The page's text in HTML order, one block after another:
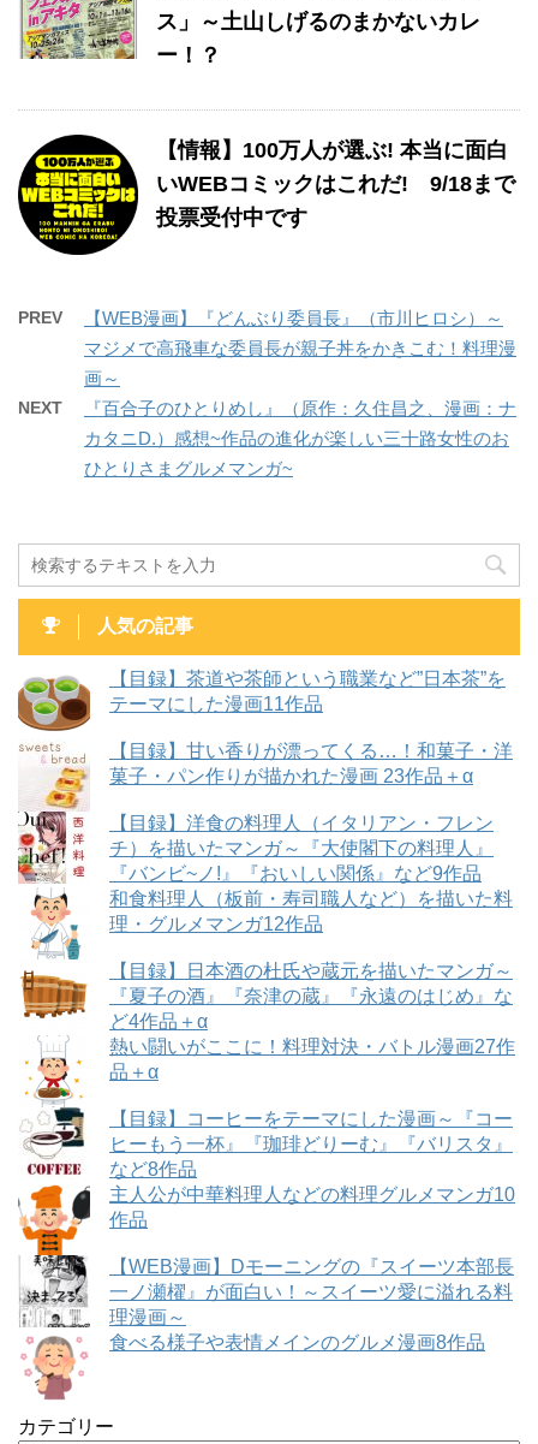
ス」～土山しげるのまかないカレ
ー！？
【情報】100万人が選ぶ! 本当に面白
いWEBコミックはこれだ! 9/18まで
投票受付中です
PREV
【WEB漫画】『どんぶり委員長』（市川ヒロシ）～
マジメで高飛車な委員長が親子丼をかきこむ！料理漫
画～
NEXT
『百合子のひとりめし』（原作：久住昌之、漫画：ナ
カタニD.）感想~作品の進化が楽しい三十路女性のお
ひとりさまグルメマンガ~
人気の記事
【目録】茶道や茶師という職業など”日本茶”を
テーマにした漫画11作品
【目録】甘い香りが漂ってくる…！和菓子・洋
菓子・パン作りが描かれた漫画 23作品＋α
【目録】洋食の料理人（イタリアン・フレン
チ）を描いたマンガ～『大使閣下の料理人』
『バンビ~ノ!』『おいしい関係』など9作品
和食料理人（板前・寿司職人など）を描いた料
理・グルメマンガ12作品
【目録】日本酒の杜氏や蔵元を描いたマンガ～
『夏子の酒』『奈津の蔵』『永遠のはじめ』な
ど4作品＋α
熱い闘いがここに！料理対決・バトル漫画27作
品＋α
【目録】コーヒーをテーマにした漫画～『コー
ヒーもう一杯』『珈琲どりーむ』『バリスタ』
など8作品
主人公が中華料理人などの料理グルメマンガ10
作品
【WEB漫画】Dモーニングの『スイーツ本部長
一ノ瀬櫂』が面白い！～スイーツ愛に溢れる料
理漫画～
食べる様子や表情メインのグルメ漫画8作品
カテゴリー